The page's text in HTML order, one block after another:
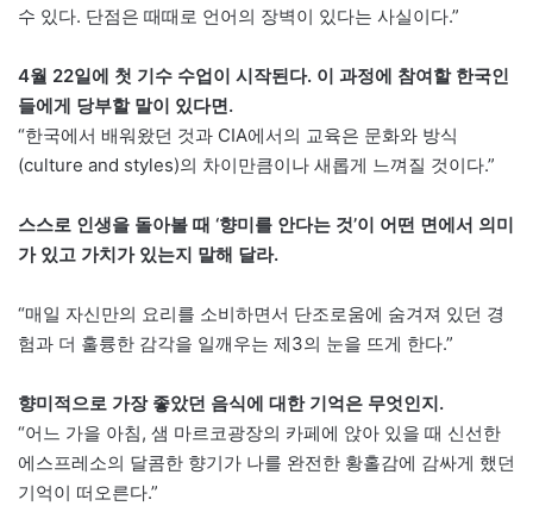
수 있다. 단점은 때때로 언어의 장벽이 있다는 사실이다.”
4월 22일에 첫 기수 수업이 시작된다. 이 과정에 참여할 한국인
들에게 당부할 말이 있다면.
“한국에서 배워왔던 것과 CIA에서의 교육은 문화와 방식
(culture and styles)의 차이만큼이나 새롭게 느껴질 것이다.”
스스로 인생을 돌아볼 때 ‘향미를 안다는 것’이 어떤 면에서 의미
가 있고 가치가 있는지 말해 달라.
“매일 자신만의 요리를 소비하면서 단조로움에 숨겨져 있던 경
험과 더 훌륭한 감각을 일깨우는 제3의 눈을 뜨게 한다.”
향미적으로 가장 좋았던 음식에 대한 기억은 무엇인지.
“어느 가을 아침, 샘 마르코광장의 카페에 앉아 있을 때 신선한
에스프레소의 달콤한 향기가 나를 완전한 황홀감에 감싸게 했던
기억이 떠오른다.”